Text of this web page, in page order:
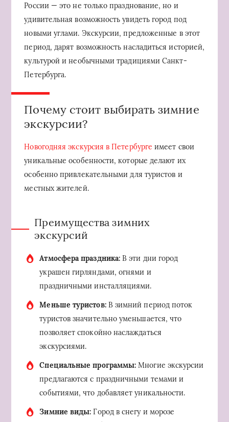
России — это не только празднование, но и
удивительная возможность увидеть город под
новыми углами. Экскурсии, предложенные в этот
период, дарят возможность насладиться историей,
культурой и необычными традициями Санкт-
Петербурга.
Почему стоит выбирать зимние
экскурсии?
Новогодняя экскурсия в Петербурге имеет свои
уникальные особенности, которые делают их
особенно привлекательными для туристов и
местных жителей.
Преимущества зимних
экскурсий
Атмосфера праздника: В эти дни город
украшен гирляндами, огнями и
праздничными инсталляциями.
Меньше туристов:В зимний период поток
туристов значительно уменьшается, что
позволяет спокойно наслаждаться
экскурсиями.
Специальные программы: Многие экскурсии
предлагаются с праздничными темами и
событиями, что добавляет уникальности.
Зимние виды: Город в снегу и морозе